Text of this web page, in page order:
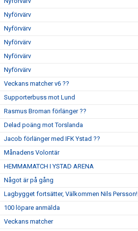
Nyförvärv
Nyförvärv
Nyförvärv
Nyförvärv
Nyförvärv
Veckans matcher v6 ??
Supporterbuss mot Lund
Rasmus Broman förlänger ??
Delad poäng mot Torslanda
Jacob förlänger med IFK Ystad ??
Månadens Volontär
HEMMAMATCH I YSTAD ARENA
Något är på gång
Lagbygget fortsätter, Välkommen Nils Persson!
100 löpare anmälda
Veckans matcher